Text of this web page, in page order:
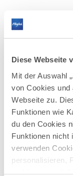
Diese Webseite
Mit der Auswahl
von Cookies und
Webseite zu.
Funktionen wie
du den Cookies
Funktionen nicht
verwenden
personalisieren,
Pfaffenwinkel mit
122,8 km
1.150 m
mehr
dazu
dazu